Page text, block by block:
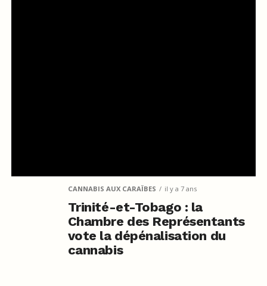
CANNABIS AUX CARAÏBES il y a 7 ans
Trinité-et-Tobago : la
Chambre des Représentants
vote la dépénalisation du
cannabis